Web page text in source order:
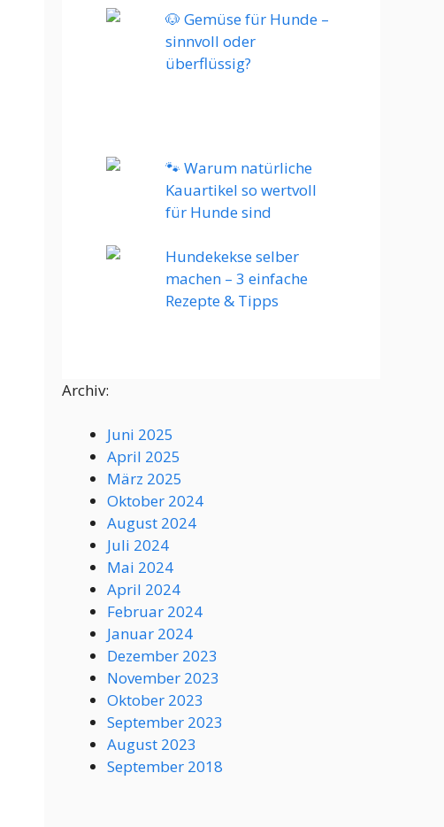
🐶 Gemüse für Hunde –
sinnvoll oder
überflüssig?
🐾 Warum natürliche
Kauartikel so wertvoll
für Hunde sind
Hundekekse selber
machen – 3 einfache
Rezepte & Tipps
Archiv:
Juni 2025
April 2025
März 2025
Oktober 2024
August 2024
Juli 2024
Mai 2024
April 2024
Februar 2024
Januar 2024
Dezember 2023
November 2023
Oktober 2023
September 2023
August 2023
September 2018